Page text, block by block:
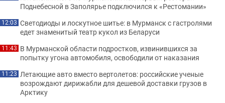
Поднебесной в Заполярье подключился к «Рестомании»
12:03 Светодиоды и лоскутное шитье: в Мурманск с гастролями
едет знаменитый театр кукол из Беларуси
11:43 В Мурманской области подростков, извинившихся за
попытку угона автомобиля, освободили от наказания
11:23 Летающие авто вместо вертолетов: российские ученые
возрождают дирижабли для дешевой доставки грузов в
Арктику